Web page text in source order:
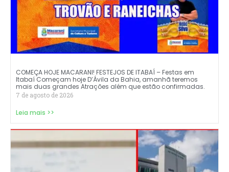
COMEÇA HOJE MACARANI! FESTEJOS DE ITABAÍ – Festas em
Itabaí Começam hoje D’Ávila da Bahia, amanhã teremos
mais duas grandes Atrações além que estão confirmadas.
7 de agosto de 2026
Leia mais >>